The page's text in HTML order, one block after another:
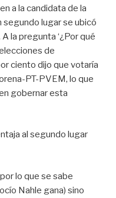
a la candidata de la
segundo lugar se ubicó
la pregunta ‘¿Por qué
de
ciento dijo que votaría
PT-PVEM, lo que
gobernar esta
al segundo lugar
lo que se sabe
Nahle gana) sino